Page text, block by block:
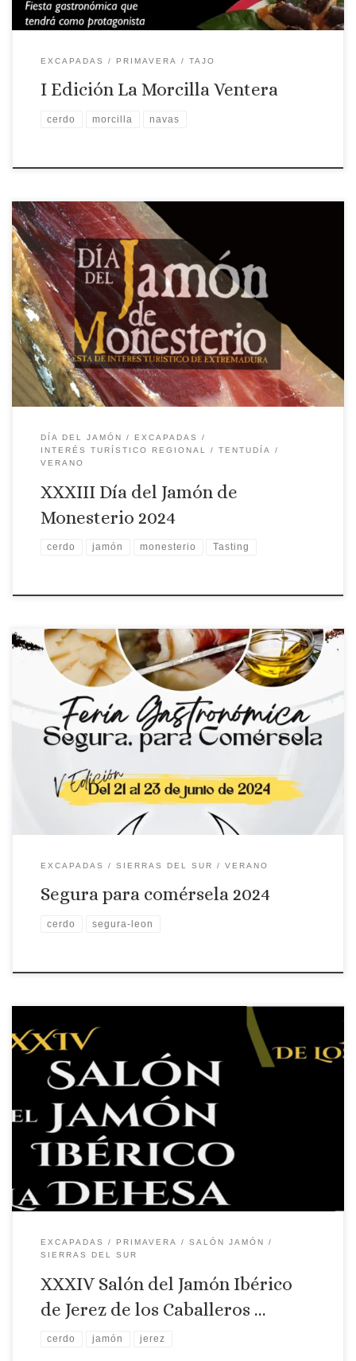
EXCAPADAS PRIMAVERA TAJO
I Edición La Morcilla Ventera
cerdo morcilla navas
Día del Jamón de Monesterio 7 de septiembre de 2024
DÍA DEL JAMÓN
EXCAPADAS
INTERÉS TURÍSTICO REGIONAL
TENTUDÍA
VERANO
XXXIII Día del Jamón de
Monesterio 2024
cerdo jamón monesterio Tasting
Fecha: Del 21 al 23 de junio de2024 Localidad: Segura de León
Descripción: Las jornadas gastronómicas valorizan dos
productos que quizás sean los más relevantes para la
economía local, la carne del cerdo y de la vaca, además de
otros productos de Denominación de Origen de Extremadura.
Feria Gastronomica El […]
EXCAPADAS SIERRAS DEL SUR VERANO
Segura para comérsela 2024
cerdo segura-leon
Salón de Jerez de los Caballeros
EXCAPADAS PRIMAVERA
SALÓN JAMÓN
SIERRAS DEL SUR
XXXIV Salón del Jamón Ibérico
de Jerez de los Caballeros …
cerdo jamón jerez